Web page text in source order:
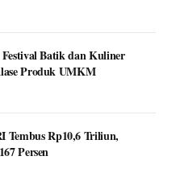
Batik dan Kuliner
Produk UMKM
Tembus Rp10,6 Triliun,
Persen